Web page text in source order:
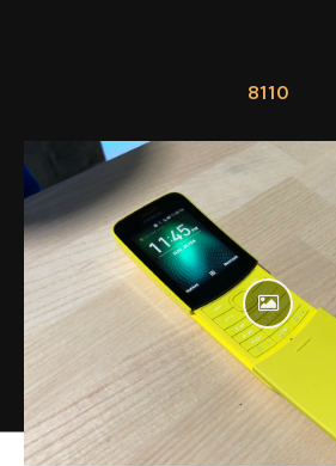
8110